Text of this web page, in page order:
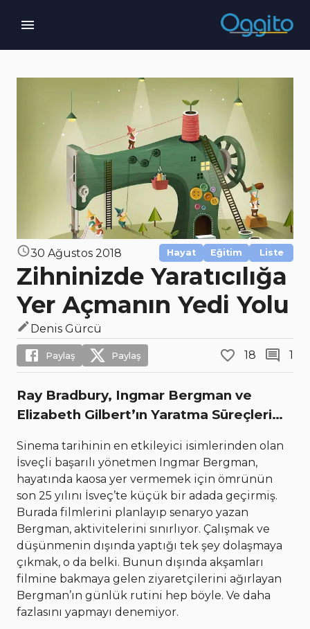
30 Ağustos 2018 Hayat Eğitim Liste
Zihninizde Yaratıcılığa
Yer Açmanın Yedi Yolu
Denis Gürcü
Paylaş Paylaş 18 1
Ray Bradbury, Ingmar Bergman ve
Elizabeth Gilbert’ın Yaratma Süreçleri…
Sinema tarihinin en etkileyici isimlerinden olan
İsveçli başarılı yönetmen Ingmar Bergman,
hayatında kaosa yer vermemek için ömrünün
son 25 yılını İsveç’te küçük bir adada geçirmiş.
Burada filmlerini planlayıp senaryo yazan
Bergman, aktivitelerini sınırlıyor. Çalışmak ve
düşünmenin dışında yaptığı tek şey dolaşmaya
çıkmak, o da belki. Bunun dışında akşamları
filmine bakmaya gelen ziyaretçilerini ağırlayan
Bergman’ın günlük rutini hep böyle. Ve daha
fazlasını yapmayı denemiyor.